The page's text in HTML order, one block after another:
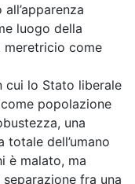
luogo della
meretricio come
cui lo Stato liberale
popolazione
una
totale dell’umano
è malato, ma
fra una